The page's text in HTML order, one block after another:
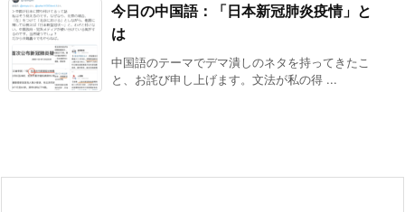
今日の中国語：「日本新冠肺炎疫情」と
は
中国語のテーマでデマ潰しのネタを持ってきたこ
と、お詫び申し上げます。文法が私の得 ...